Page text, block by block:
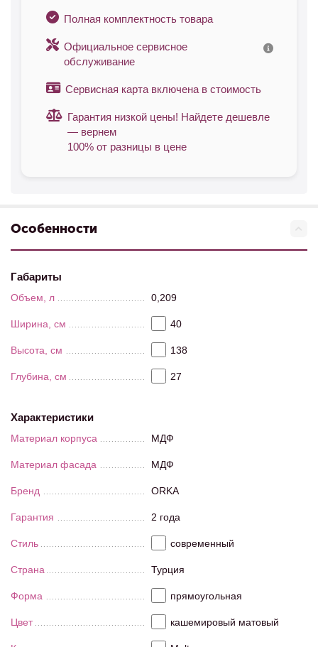
Полная комплектность товара
Официальное сервисное
обслуживание
Сервисная карта включена в стоимость
Гарантия низкой цены! Найдете дешевле
— вернем
100% от разницы в цене
Особенности
Габариты
Объем, л 0,209
Ширина, см 40
Высота, см 138
Глубина, см 27
Характеристики
Материал корпуса МДФ
Материал фасада МДФ
Бренд ORKA
Гарантия 2 года
Стиль современный
Страна Турция
Форма прямоугольная
Цвет кашемировый матовый